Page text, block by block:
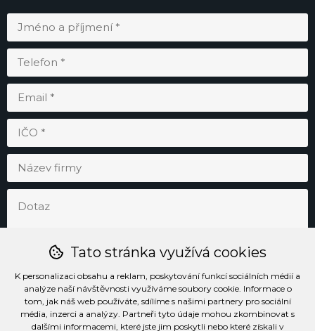
Odesláním souhlasím se zpracováním osobních údajů
Tato stránka využívá cookies
K personalizaci obsahu a reklam, poskytování funkcí sociálních médií a
analýze naší návštěvnosti využíváme soubory cookie. Informace o
tom, jak náš web používáte, sdílíme s našimi partnery pro sociální
média, inzerci a analýzy. Partneři tyto údaje mohou zkombinovat s
dalšími informacemi, které jste jim poskytli nebo které získali v